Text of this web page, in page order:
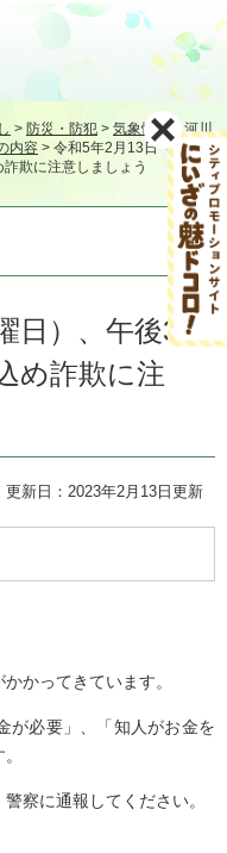
> 防災・防犯 > 気象情報・河川
内容 > 令和5年2月13日（月曜
欺に注意しましょう
日）、午後3
め詐欺に注
更新日：2023年2月13日更新
かってきています。
が必要」、「知人がお金を
察に通報してください。